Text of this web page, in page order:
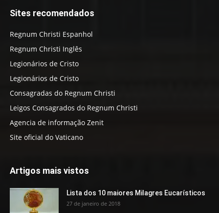
Sites recomendados
Regnum Christi Espanhol
Regnum Christi Inglês
Legionários de Cristo
Legionários de Cristo
Consagradas do Regnum Christi
Leigos Consagrados do Regnum Christi
Agencia de informação Zenit
Site oficial do Vaticano
Artigos mais vistos
Lista dos 10 maiores Milagres Eucarísticos
27 de janeiro de 2018